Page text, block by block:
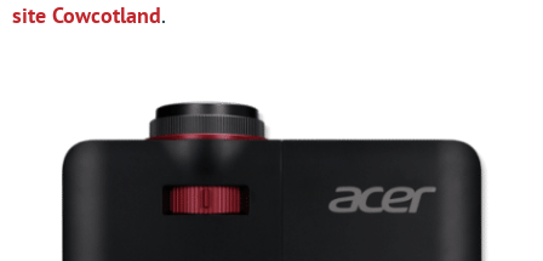
site Cowcotland.